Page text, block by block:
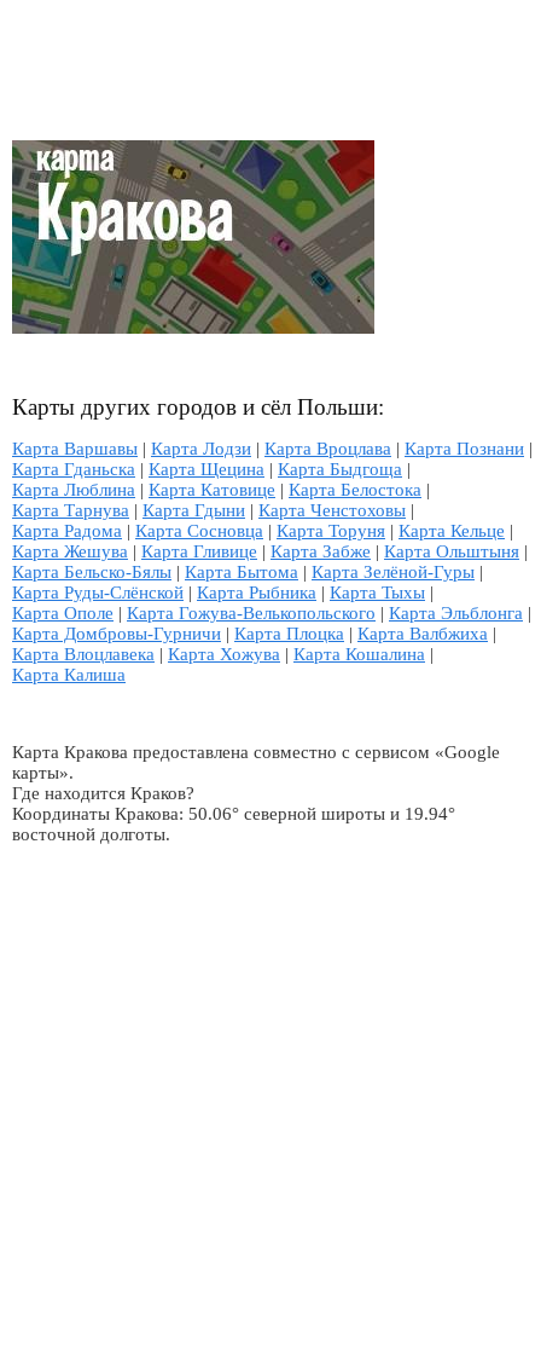
Карты других городов и сёл Польши:
Карта Варшавы | Карта Лодзи | Карта Вроцлава | Карта Познани |
Карта Гданьска | Карта Щецина | Карта Быдгоща |
Карта Люблина | Карта Катовице | Карта Белостока |
Карта Тарнува | Карта Гдыни | Карта Ченстоховы |
Карта Радома | Карта Сосновца | Карта Торуня | Карта Кельце |
Карта Жешува | Карта Гливице | Карта Забже | Карта Ольштыня |
Карта Бельско-Бялы | Карта Бытома | Карта Зелёной-Гуры |
Карта Руды-Слёнской | Карта Рыбника | Карта Тыхы |
Карта Ополе | Карта Гожува-Велькопольского | Карта Эльблонга |
Карта Домбровы-Гурничи | Карта Плоцка | Карта Валбжиха |
Карта Влоцлавека | Карта Хожува | Карта Кошалина |
Карта Калиша
Карта Кракова предоставлена совместно с сервисом «Google
карты».
Где находится Краков?
Координаты Кракова: 50.06° северной широты и 19.94°
восточной долготы.